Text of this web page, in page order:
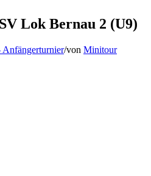
Lok Bernau 2 (U9)
Anfängerturnier/von Minitour